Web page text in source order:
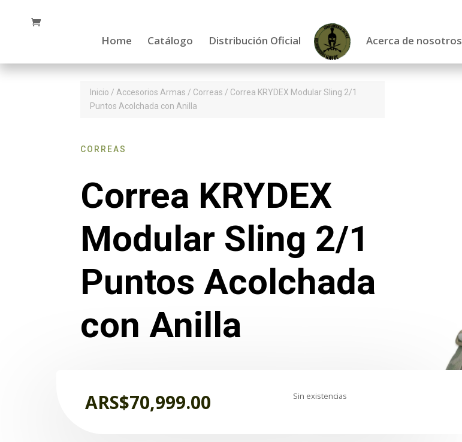
Home Catálogo Distribución Oficial Acerca de nosotros
Inicio / Accesorios Armas / Correas / Correa KRYDEX Modular Sling 2/1
Puntos Acolchada con Anilla
CORREAS
Correa KRYDEX
Modular Sling 2/1
Puntos Acolchada
con Anilla
ARS$70,999.00 Sin existencias